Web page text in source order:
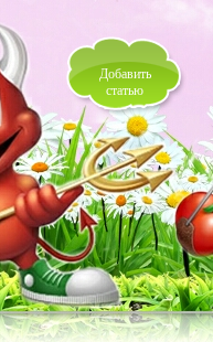
Добавить
статью